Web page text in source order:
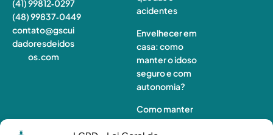
(41) 99812‑0297
(48) 99837‑0449
contato@gscui
dadoresdeidos
os.com
acidentes
Envelhecer em
casa: como
manter o idoso
seguro e com
autonomia?
Como manter
o idoso ativo